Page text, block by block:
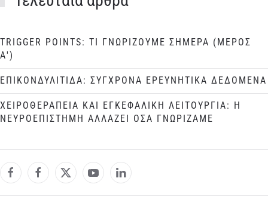
TRIGGER POINTS: ΤΙ ΓΝΩΡΙΖΟΥΜΕ ΣΗΜΕΡΑ (ΜΕΡΟΣ
Α')
ΕΠΙΚΟΝΔΥΛΙΤΙΔΑ: ΣΥΓΧΡΟΝΑ ΕΡΕΥΝΗΤΙΚΑ ΔΕΔΟΜΕΝΑ
ΧΕΙΡΟΘΕΡΑΠΕΙΑ ΚΑΙ ΕΓΚΕΦΑΛΙΚΗ ΛΕΙΤΟΥΡΓΙΑ: Η
ΝΕΥΡΟΕΠΙΣΤΗΜΗ ΑΛΛΑΖΕΙ ΟΣΑ ΓΝΩΡΙΖΑΜΕ